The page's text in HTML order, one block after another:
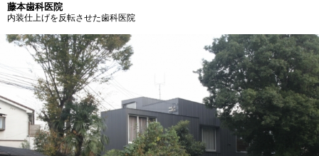
藤本歯科医院
内装仕上げを反転させた歯科医院